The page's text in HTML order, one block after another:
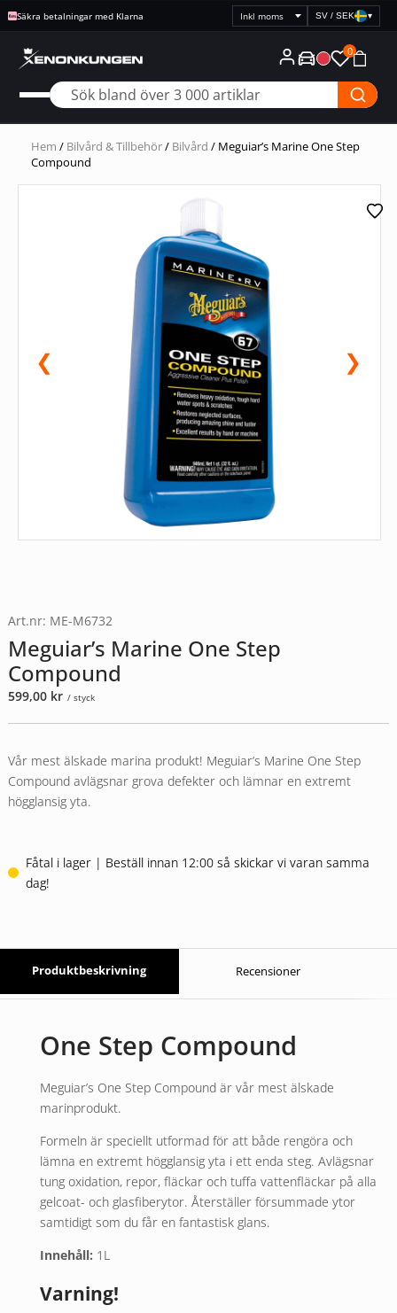
Säkra betalningar med Klarna
Välj
prisvisning
SV / SEK ▾
0
Hem / Bilvård & Tillbehör/ Bilvård / Meguiar’s Marine One Step
Compound
❮ ❯
Art.nr: ME-M6732
Meguiar’s Marine One Step
Compound
599,00 kr / styck
Vår mest älskade marina produkt! Meguiar’s Marine One Step
Compound avlägsnar grova defekter och lämnar en extremt
högglansig yta.
Fåtal i lager | Beställ innan 12:00 så skickar vi varan samma
dag!
Produktbeskrivning Recensioner
One Step Compound
Meguiar’s One Step Compound är vår mest älskade
marinprodukt.
Formeln är speciellt utformad för att både rengöra och
lämna en extremt högglansig yta i ett enda steg. Avlägsnar
tung oxidation, repor, fläckar och tuffa vattenfläckar på alla
gelcoat- och glasfiberytor. Återställer försummade ytor
samtidigt som du får en fantastisk glans.
Innehåll: 1L
Varning!